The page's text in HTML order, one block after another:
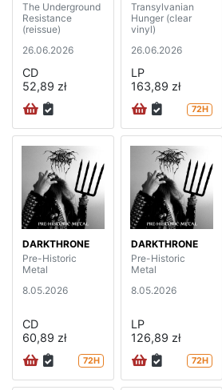
The Underground
Resistance
(reissue)
26.06.2026
CD
52,89 zł
Transylvanian
Hunger (clear
vinyl)
26.06.2026
LP
163,89 zł
72H
DARKTHRONE
Pre-Historic
Metal
8.05.2026
CD
60,89 zł
72H
DARKTHRONE
Pre-Historic
Metal
8.05.2026
LP
126,89 zł
72H